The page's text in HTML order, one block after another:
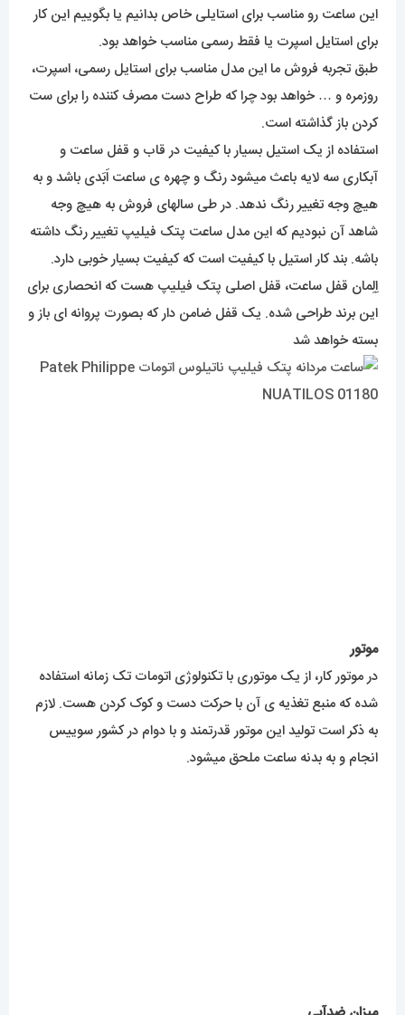
این ساعت رو مناسب برای استایلی خاص بدانیم یا بگوییم این کار
برای استایل اسپرت یا فقط رسمی مناسب خواهد بود.
طبق تجربه فروش ما این مدل مناسب برای استایل رسمی، اسپرت،
روزمره و … خواهد بود چرا که طراح دست مصرف کننده را برای ست
کردن باز گذاشته است.
استفاده از یک استیل بسیار با کیفیت در قاب و قفل ساعت و
آبکاری سه لایه باعث میشود رنگ و چهره ی ساعت اَبَدی باشد و به
هیچ وجه تغییر رنگ ندهد. در طی سالهای فروش به هیچ وجه
شاهد آن نبودیم که این مدل ساعت پتک فیلیپ تغییر رنگ داشته
باشه. بند کار استیل با کیفیت است که کیفیت بسیار خوبی دارد.
اِلِمان قفل ساعت، قفل اصلی پتک فیلیپ هست که انحصاری برای
این برند طراحی شده. یک قفل ضامن دار که بصورت پروانه ای باز و
بسته خواهد شد
میزان ضدآبی
بدلیل استفاده از استیل با کیفیت بالا در قاب و بدنه ی این کار، از
انتظار بسیار به دور خواهد بود که آب یا الکل بخواهد تاثیری برروی
رنگ کار بگذارد. اما برای دوام بهتر رنگ و کاکرد عالی موتور و بند از